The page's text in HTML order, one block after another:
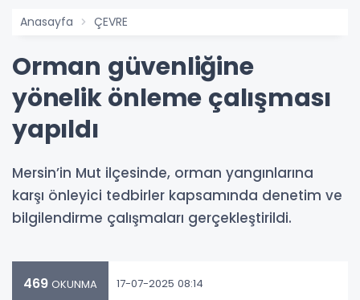
Anasayfa ÇEVRE
Orman güvenliğine
yönelik önleme çalışması
yapıldı
Mersin’in Mut ilçesinde, orman yangınlarına
karşı önleyici tedbirler kapsamında denetim ve
bilgilendirme çalışmaları gerçekleştirildi.
469 OKUNMA 17-07-2025 08:14